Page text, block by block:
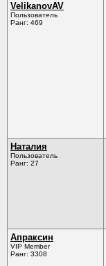
VelikanovAV
Пользователь
Ранг: 469
Наталия
Пользователь
Ранг: 27
Апраксин
VIP Member
Ранг: 3308